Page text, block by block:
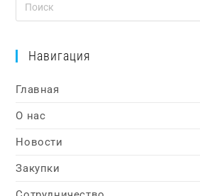
Навигация
Главная
О нас
Новости
Закупки